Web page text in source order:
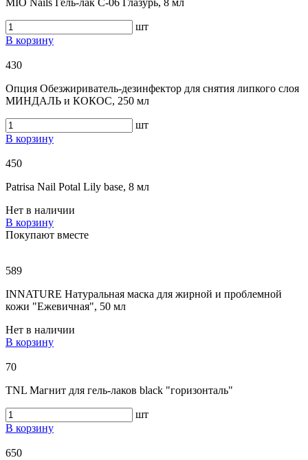
MIO Nails Гель-лак С-06 Глазурь, 8 мл
шт
В корзину
430
Опция Обезжириватель-дезинфектор для снятия липкого слоя
МИНДАЛЬ и КОКОС, 250 мл
шт
В корзину
450
Patrisa Nail Potal Lily base, 8 мл
Нет в наличии
В корзину
Покупают вместе
589
INNATURE Натуральная маска для жирной и проблемной
кожи "Ежевичная", 50 мл
Нет в наличии
В корзину
70
TNL Магнит для гель-лаков black "горизонталь"
шт
В корзину
650